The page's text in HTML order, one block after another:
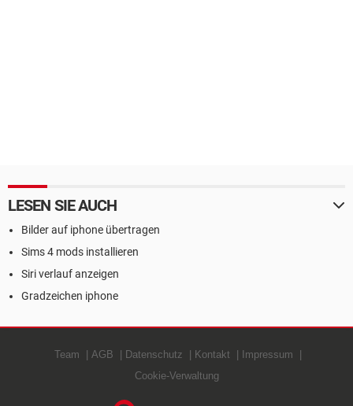
LESEN SIE AUCH
Bilder auf iphone übertragen
Sims 4 mods installieren
Siri verlauf anzeigen
Gradzeichen iphone
Team AGB Datenschutz Kontakt
Impressum
Cookie-Verwaltung